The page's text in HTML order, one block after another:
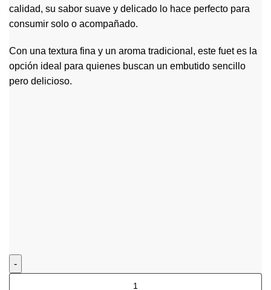
calidad, su sabor suave y delicado lo hace perfecto para
consumir solo o acompañado.
Con una textura fina y un aroma tradicional, este fuet es la
opción ideal para quienes buscan un embutido sencillo
pero delicioso.